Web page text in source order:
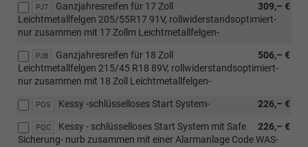
PJ7 309,– €
Ganzjahresreifen für 17 Zoll
Leichtmetallfelgen 205/55R17 91V, rollwiderstandsoptimiert-
nur zusammen mit 17 Zollm Leichtmetallfelgen-
PJ8 506,– €
Ganzjahresreifen für 18 Zoll
Leichtmetallfelgen 215/45 R18 89V, rollwiderstandsoptimiert-
nur zusammen mit 18 Zoll Leichtmetallfelgen-
PQS 226,– €
Kessy -schlüsselloses Start System-
PQC 226,– €
Kessy - schlüsselloses Start System mit Safe
Sicherung- nurb zusammen mit einer Alarmanlage Code WAS-